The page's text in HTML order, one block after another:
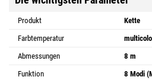
Produkt
Kette
Farbtemperatur
Abmessungen
8 m
Funktion
8 Modi